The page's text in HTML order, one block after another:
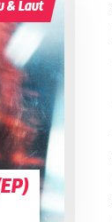
& Laut